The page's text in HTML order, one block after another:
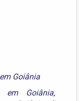
Goiânia
em Goiânia,